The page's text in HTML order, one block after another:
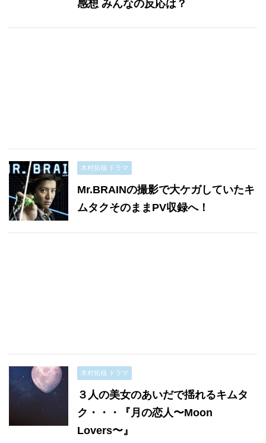
感想 みんなの反応は？
木村拓哉 ドラマ
Mr.BRAINの撮影で大ケガしていたキ
ムタクそのままPV収録へ！
木村拓哉 ドラマ
３人の美女のあいだで揺れるキムタ
ク・・・『月の恋人〜Moon
Lovers〜』